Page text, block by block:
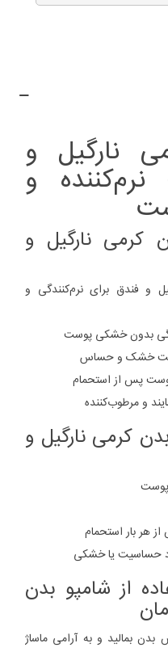
نارگیل و
و
کرمی نارگیل و
و فندق برای نرم‌کنندگی و
بدون خشکی پوست
خشک و حساس
پس از استحمام
و مرطوب‌کننده
کرمی نارگیل و
پوست
هر بار استحمام
حساسیت یا خشکی
از شامپو بدن
بمالید و به آرامی ماساژ